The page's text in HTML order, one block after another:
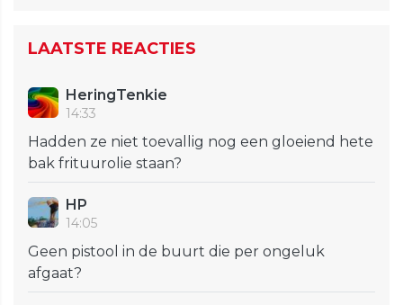
LAATSTE REACTIES
HeringTenkie
14:33
Hadden ze niet toevallig nog een gloeiend hete
bak frituurolie staan?
HP
14:05
Geen pistool in de buurt die per ongeluk
afgaat?